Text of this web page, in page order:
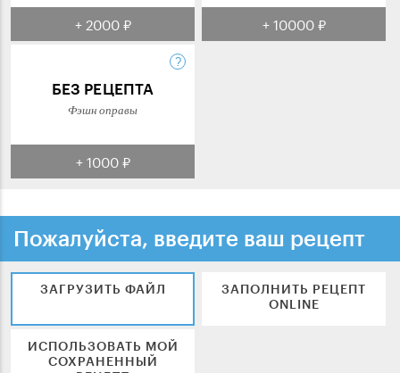
+ 2000 ₽ + 10000 ₽
БЕЗ РЕЦЕПТА
Фэшн оправы
+ 1000 ₽
Пожалуйста, введите ваш рецепт
ЗАГРУЗИТЬ ФАЙЛ
ЗАПОЛНИТЬ РЕЦЕПТ
ONLINE
ИСПОЛЬЗОВАТЬ МОЙ
СОХРАНЕННЫЙ